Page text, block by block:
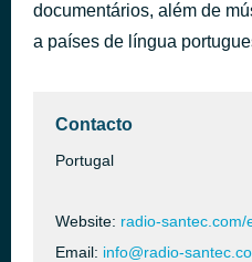
documentários, além de
a países de língua
Contacto
Portugal
Website: radio-santec.com/
Email: info@radio-